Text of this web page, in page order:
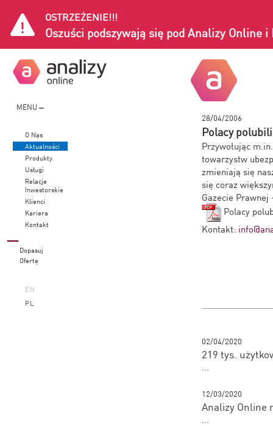
OSTRZEŻENIE!!!
Oszuści podszywają się pod Analizy Online i
MENU
O Nas
Aktualności
Produkty
Usługi
Relacje
Inwestorskie
Klienci
Kariera
Kontakt
Dopasuj
Ofertę
EN
PL
28/04/2006
Polacy
Przywołując
towarzystw
zmieniają się
się coraz
Gazecie Prawnej
Polacy
Kontakt:
02/04/2020
219 tys.
...
12/03/2020
Analizy Online
...